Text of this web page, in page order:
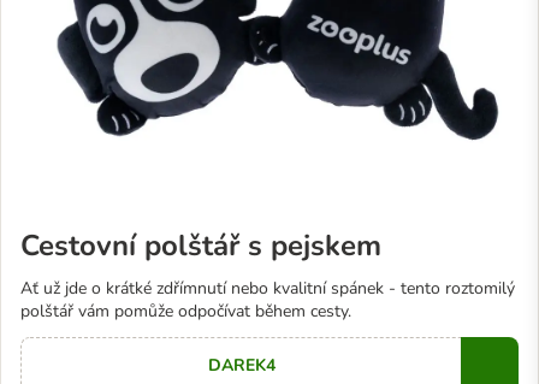
Cestovní polštář s pejskem
Ať už jde o krátké zdřímnutí nebo kvalitní spánek - tento roztomilý
polštář vám pomůže odpočívat během cesty.
DAREK4